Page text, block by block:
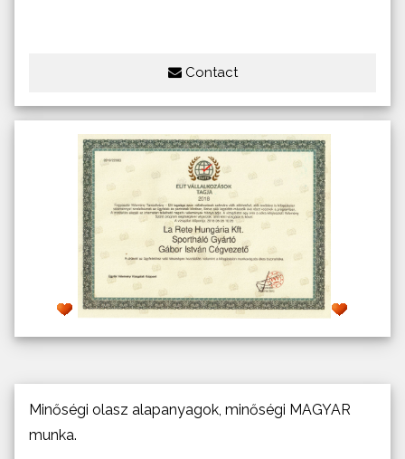
Contact
Minőségi olasz alapanyagok, minőségi MAGYAR
munka.